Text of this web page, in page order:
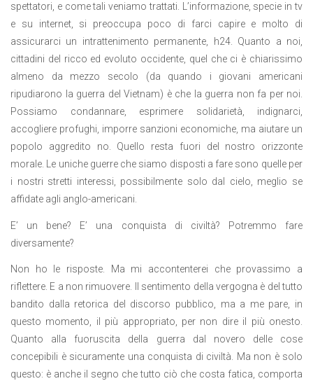
spettatori, e come tali veniamo trattati. L’informazione, specie in tv
e su internet, si preoccupa poco di farci capire e molto di
assicurarci un intrattenimento permanente, h24. Quanto a noi,
cittadini del ricco ed evoluto occidente, quel che ci è chiarissimo
almeno da mezzo secolo (da quando i giovani americani
ripudiarono la guerra del Vietnam) è che la guerra non fa per noi.
Possiamo condannare, esprimere solidarietà, indignarci,
accogliere profughi, imporre sanzioni economiche, ma aiutare un
popolo aggredito no. Quello resta fuori del nostro orizzonte
morale. Le uniche guerre che siamo disposti a fare sono quelle per
i nostri stretti interessi, possibilmente solo dal cielo, meglio se
affidate agli anglo-americani.
E’ un bene? E’ una conquista di civiltà? Potremmo fare
diversamente?
Non ho le risposte. Ma mi accontenterei che provassimo a
riflettere. E a non rimuovere. Il sentimento della vergogna è del tutto
bandito dalla retorica del discorso pubblico, ma a me pare, in
questo momento, il più appropriato, per non dire il più onesto.
Quanto alla fuoruscita della guerra dal novero delle cose
concepibili è sicuramente una conquista di civiltà. Ma non è solo
questo: è anche il segno che tutto ciò che costa fatica, comporta